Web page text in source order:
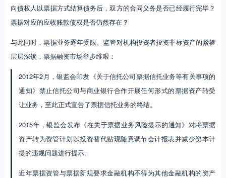
向债权人以票据方式结算债务后，双方的合同义务是否已经履行完毕？
票据对应的应收账款债权是否仍然存在？
与此同时，票据业务逐年受限、监管对机构投资者投资非标资产的紧箍
层层深锁，票据融资市场举步维艰：
2012年2月，银监会印发《关于信托公司票据信托业务等有关事项的
通知》禁止信托公司与商业银行合作开展任何形式的票据资产转受
让业务，至此正式宣告了票据信托业务的终结。
2015年，银监会发布《在关于票据业务风险提示的通知》对将票据
资产转为资管计划以投资替代贴现随意调节会计报表并减少资本计
提的违规问题进行提示。
近年票据资管与票据新规要求金融机构不得为其他金融机构的资产